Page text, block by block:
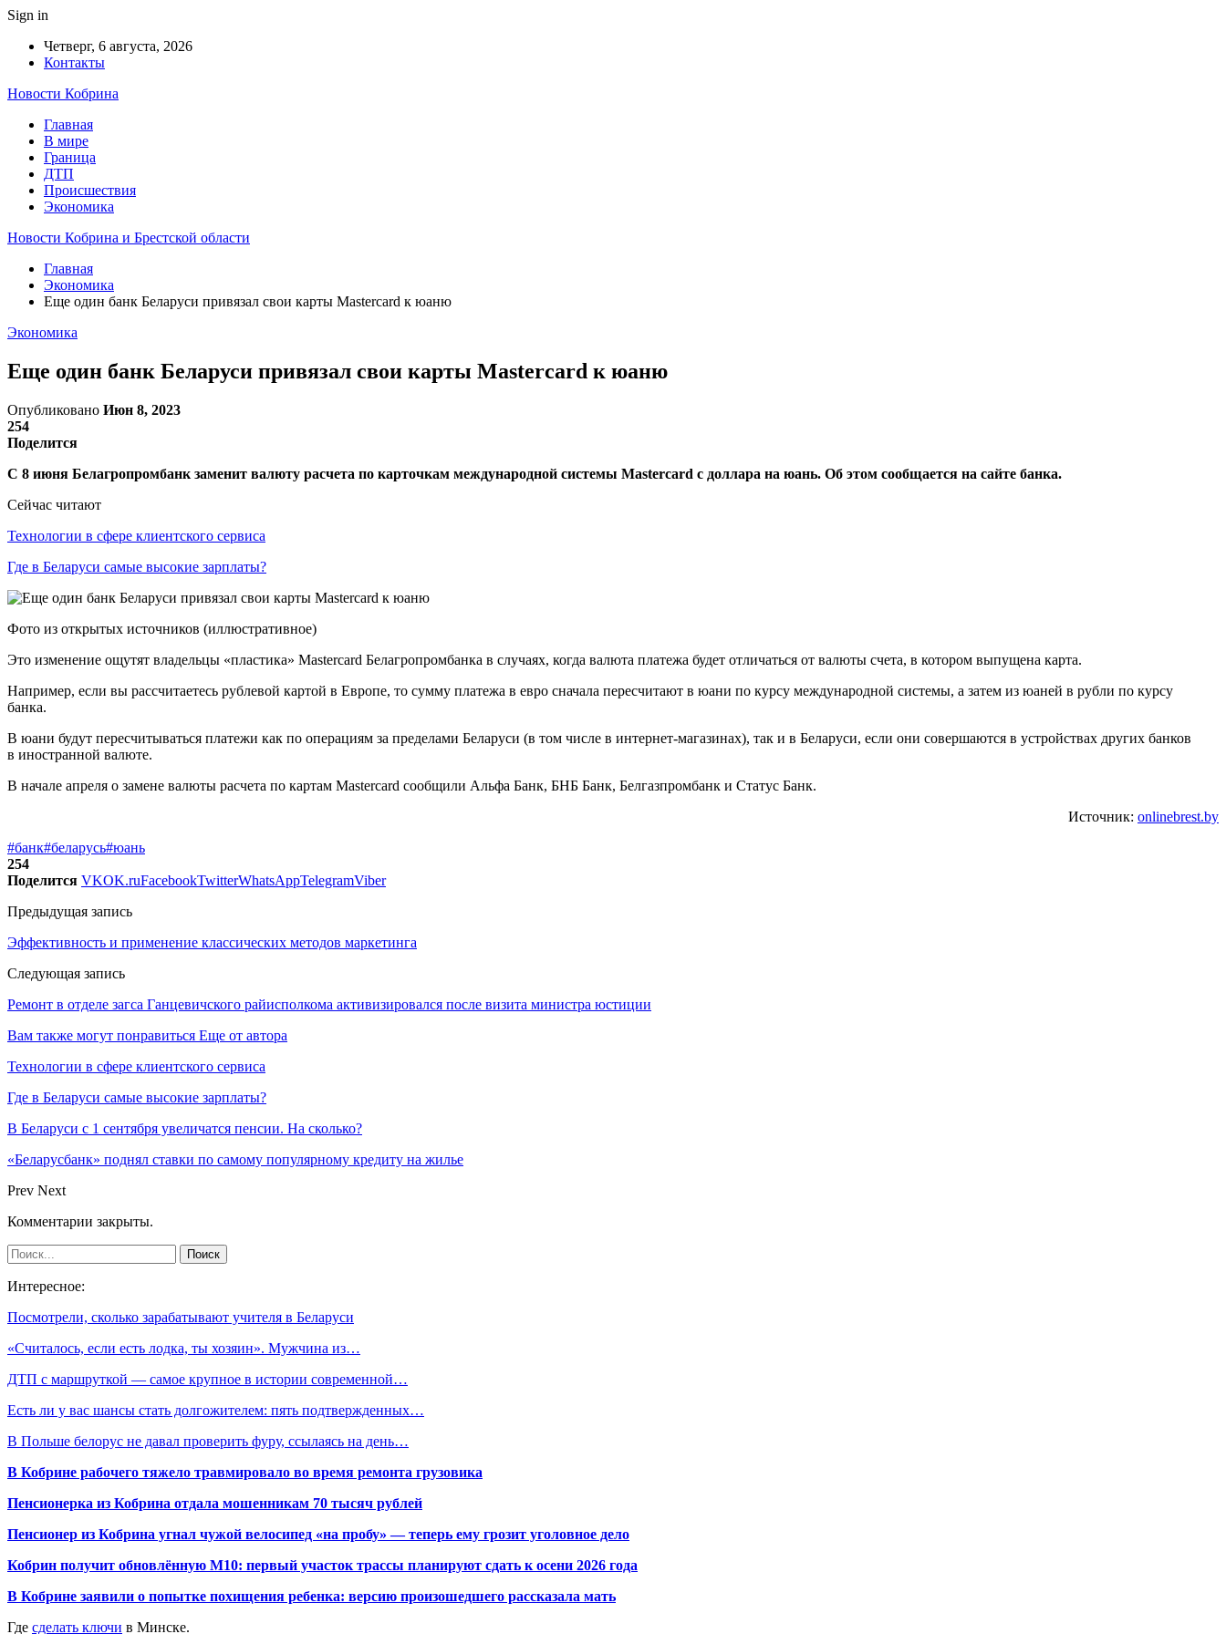
Sign in
Четверг, 6 августа, 2026
Контакты
Новости Кобрина
Главная
В мире
Граница
ДТП
Происшествия
Экономика
Новости Кобрина и Брестской области
Главная
Экономика
Еще один банк Беларуси привязал свои карты Mastercard к юаню
Экономика
Еще один банк Беларуси привязал свои карты Mastercard к юаню
Опубликовано Июн 8, 2023
254
Поделится
С 8 июня Белагропромбанк заменит валюту расчета по карточкам международной системы Mastercard с доллара на юань. Об этом сообщается на сайте банка.
Сейчас читают
Технологии в сфере клиентского сервиса
Где в Беларуси самые высокие зарплаты?
Фото из открытых источников (иллюстративное)
Это изменение ощутят владельцы «пластика» Mastercard Белагропромбанка в случаях, когда валюта платежа будет отличаться от валюты счета, в котором выпущена карта.
Например, если вы рассчитаетесь рублевой картой в Европе, то сумму платежа в евро сначала пересчитают в юани по курсу международной системы, а затем из юаней в рубли по курсу
банка.
В юани будут пересчитываться платежи как по операциям за пределами Беларуси (в том числе в интернет-магазинах), так и в Беларуси, если они совершаются в устройствах других банков
в иностранной валюте.
В начале апреля о замене валюты расчета по картам Mastercard сообщили Альфа Банк, БНБ Банк, Белгазпромбанк и Статус Банк.
Источник: onlinebrest.by
#банк#беларусь#юань
254
Поделится VKOK.ruFacebookTwitterWhatsAppTelegramViber
Предыдущая запись
Эффективность и применение классических методов маркетинга
Следующая запись
Ремонт в отделе загса Ганцевичского райисполкома активизировался после визита министра юстиции
Вам также могут понравиться Еще от автора
Технологии в сфере клиентского сервиса
Где в Беларуси самые высокие зарплаты?
В Беларуси с 1 сентября увеличатся пенсии. На сколько?
«Беларусбанк» поднял ставки по самому популярному кредиту на жилье
Prev Next
Комментарии закрыты.
Интересное:
Посмотрели, сколько зарабатывают учителя в Беларуси
«Считалось, если есть лодка, ты хозяин». Мужчина из…
ДТП с маршруткой — самое крупное в истории современной…
Есть ли у вас шансы стать долгожителем: пять подтвержденных…
В Польше белорус не давал проверить фуру, ссылаясь на день…
В Кобрине рабочего тяжело травмировало во время ремонта грузовика
Пенсионерка из Кобрина отдала мошенникам 70 тысяч рублей
Пенсионер из Кобрина угнал чужой велосипед «на пробу» — теперь ему грозит уголовное дело
Кобрин получит обновлённую М10: первый участок трассы планируют сдать к осени 2026 года
В Кобрине заявили о попытке похищения ребенка: версию произошедшего рассказала мать
Где сделать ключи в Минске.